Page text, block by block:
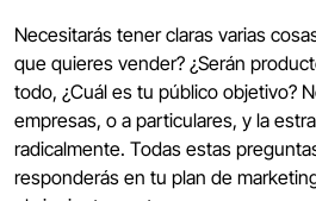
Necesitarás tener claras varias
que quieres vender? ¿Serán
todo, ¿Cuál es tu público objetivo?
empresas, o a particulares, y la
radicalmente. Todas estas
responderás en tu plan de